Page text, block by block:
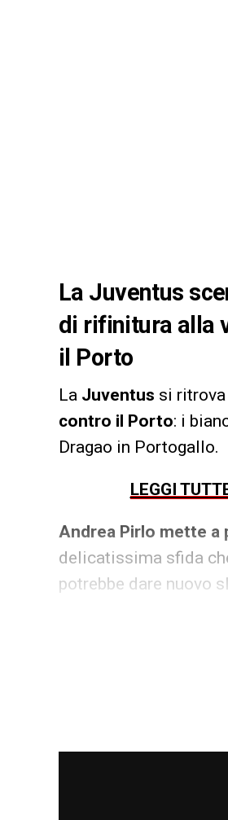
La Juventus
di rifinitura alla
il Porto
La Juventus si ritrova
contro il Porto: i
Dragao in Portogallo.
LEGGI
Andrea Pirlo mette a
delicatissima sfida
potrebbe dare nuovo
LA PLAYLIST DELLE